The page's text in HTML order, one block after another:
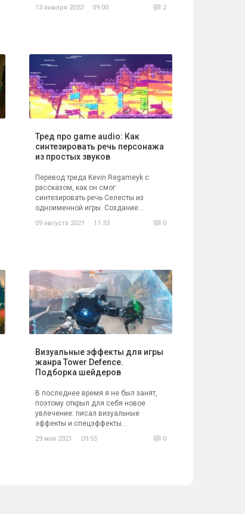
13 января 2022 09:00 2
Тред про game audio: Как
синтезировать речь персонажа
из простых звуков
Перевод треда Kevin Regameyk с
рассказом, как он смог
синтезировать речь Селесты из
одноименной игры. Создание...
09 августа 2021 11:33 0
Визуальные эффекты для игры
жанра Tower Defence.
Подборка шейдеров
В последнее время я не был занят,
поэтому открыл для себя новое
увлечение: писал визуальные
эффекты и спецэффекты...
29 мая 2021 09:55 0